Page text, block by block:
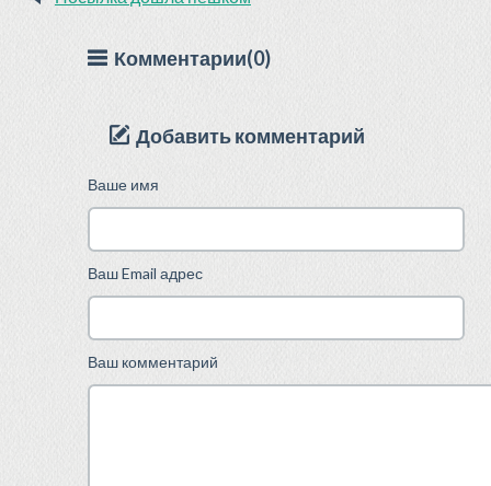
Комментарии(0)
Добавить комментарий
Ваше имя
Ваш Email адрес
Ваш комментарий